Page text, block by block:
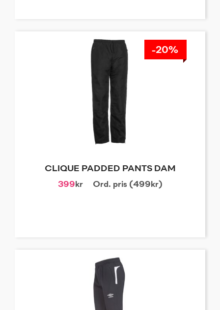
-20%
CLIQUE PADDED PANTS DAM
399kr Ord. pris (499kr)